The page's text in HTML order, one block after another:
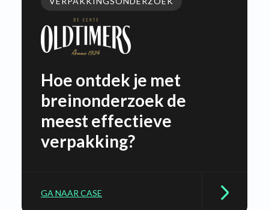
Hoe ontdek je met
breinonderzoek de
meest effectieve
verpakking?
GA NAAR CASE